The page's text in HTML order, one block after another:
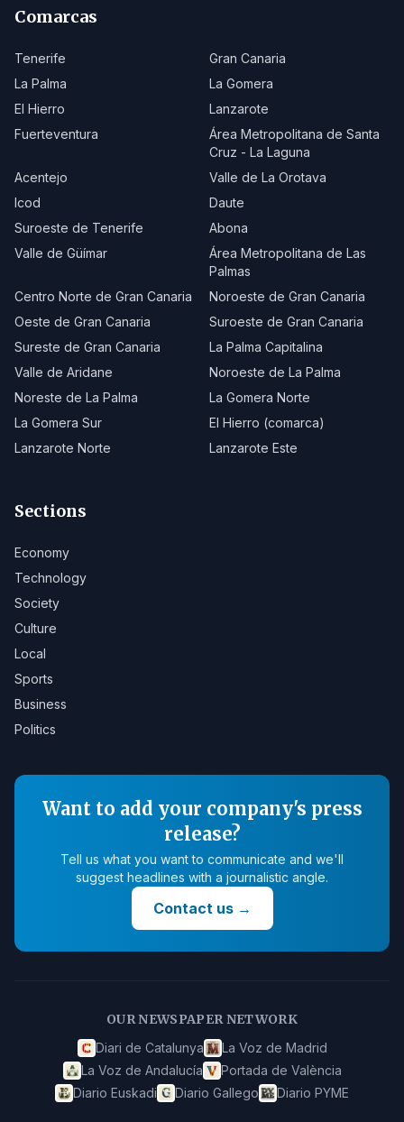
Comarcas
Tenerife
Gran Canaria
La Palma
La Gomera
El Hierro
Lanzarote
Fuerteventura
Área Metropolitana de Santa
Cruz - La Laguna
Acentejo
Valle de La Orotava
Icod
Daute
Suroeste de Tenerife
Abona
Valle de Güímar
Área Metropolitana de Las
Palmas
Centro Norte de Gran Canaria
Noroeste de Gran Canaria
Oeste de Gran Canaria
Suroeste de Gran Canaria
Sureste de Gran Canaria
La Palma Capitalina
Valle de Aridane
Noroeste de La Palma
Noreste de La Palma
La Gomera Norte
La Gomera Sur
El Hierro (comarca)
Lanzarote Norte
Lanzarote Este
Sections
Economy
Technology
Society
Culture
Local
Sports
Business
Politics
Want to add your company's press
release?
Tell us what you want to communicate and we'll
suggest headlines with a journalistic angle.
Contact us→
OUR NEWSPAPER NETWORK
Diari de Catalunya
La Voz de Madrid
La Voz de Andalucía
Portada de València
Diario Euskadi
Diario Gallego Diario PYME